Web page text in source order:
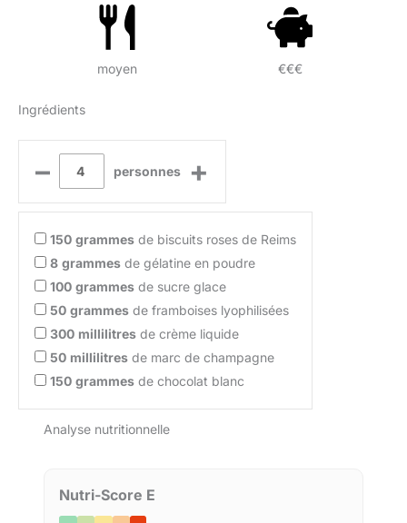
moyen €€€
Ingrédients
– personnes +
150 grammes de biscuits roses de Reims
8 grammes de gélatine en poudre
100 grammes de sucre glace
50 grammes de framboises lyophilisées
300 millilitres de crème liquide
50 millilitres de marc de champagne
150 grammes de chocolat blanc
Analyse nutritionnelle
Nutri-Score E